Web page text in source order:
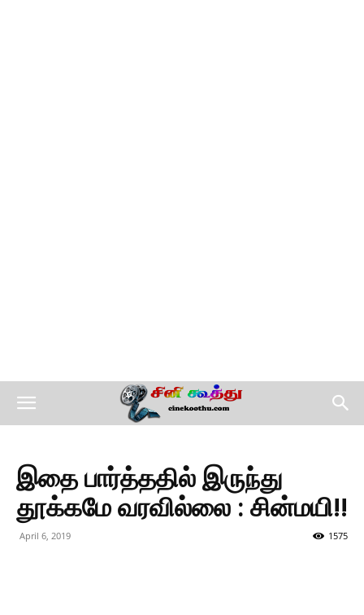
இதை பார்த்ததில் இருந்து
தூக்கமே வரவில்லை : சின்மயி!!
April 6, 2019 1575